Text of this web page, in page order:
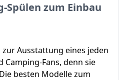
Spülen zum Einbau
Ausstattung eines jeden
Fans, denn sie
besten Modelle zum